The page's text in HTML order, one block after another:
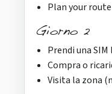
Plan your
Giorno 2
Prendi una
Compra o
Visita la zona